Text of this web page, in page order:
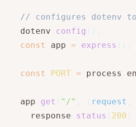
// configures dotenv
dotenv
config
const
app = express
const PORT = process
app get "/" request
  response
status 200